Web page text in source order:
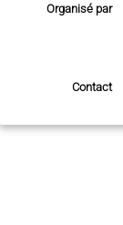
Organisé par
Contact